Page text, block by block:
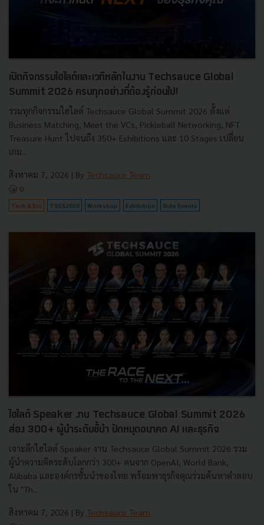
เปิดกิจกรรมไฮไลต์และเวทีหลักในงาน Techsauce Global
Summit 2026 ครบทุกอย่างที่ต้องรู้ก่อนไป!
รวมทุกกิจกรรมไฮไลต์ Techsauce Global Summit 2026 ตั้งแต่
Business Matching, Meet the VCs, Pickleball Networking, NFT
Treasure Hunt ไปจนถึง 350+ Exhibitions และ 10 Stages เปลี่ยน
เกม...
สิงหาคม 7, 2026 | By Techsauce Team
0
Tech & Biz TSGS2026 Workshop Exhibition Side Events
ไฮไลต์ Speaker งาน Techsauce Global Summit 2026
ส่อง 300+ ผู้นำระดับชั้นำ ปักหมุดอนาคต AI และธุรกิจ
เจาะลึกไฮไลต์ Speaker งาน Techsauce Global Summit 2026 รวม
ผู้นำความคิดระดับโลกกว่า 300+ คนจาก OpenAI, World Bank,
Alibaba และองค์กรชั้นนำของไทย พร้อมพาธุรกิจคุณร่วมค้นหาคำตอบ
ใน "Th...
สิงหาคม 7, 2026 | By Techsauce Team